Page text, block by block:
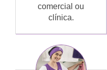
comercial ou
clínica.